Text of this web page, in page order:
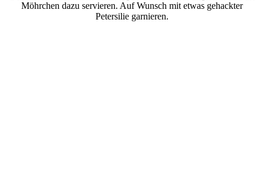
Möhrchen dazu servieren. Auf Wunsch mit etwas gehackter
Petersilie garnieren.